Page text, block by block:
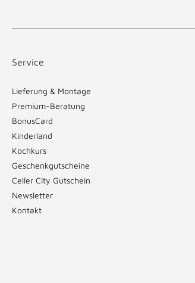
Service
Lieferung & Montage
Premium-Beratung
BonusCard
Kinderland
Kochkurs
Geschenkgutscheine
Celler City Gutschein
Newsletter
Kontakt